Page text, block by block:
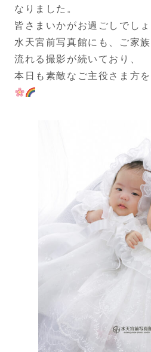
なりました。
皆さまいかがお過ごしでし
水天宮前写真館にも、ご家
流れる撮影が続いており、
本日も素敵なご主役さま方